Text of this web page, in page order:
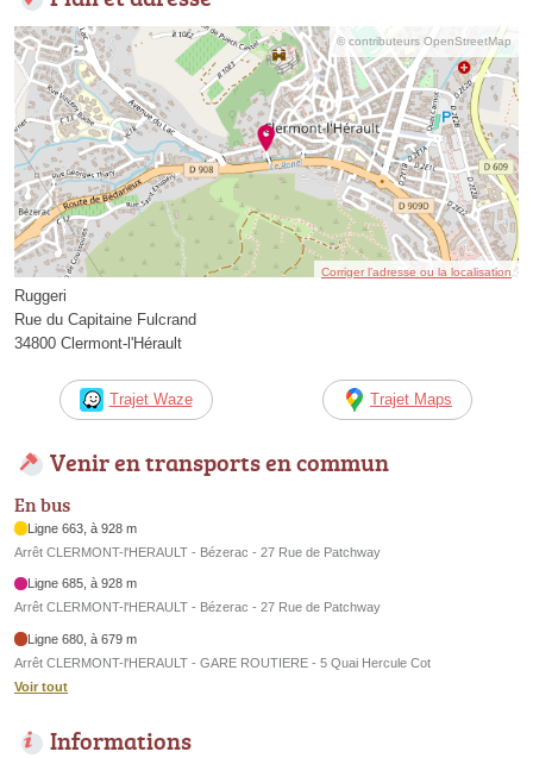
© contributeurs OpenStreetMap
Corriger l’adresse ou la localisation
Ruggeri
Rue du Capitaine Fulcrand
34800 Clermont-l'Hérault
Trajet Waze Trajet Maps
Venir en transports en commun
En bus
Ligne 663, à 928 m
Arrêt CLERMONT-l'HERAULT - Bézerac - 27 Rue de Patchway
Ligne 685, à 928 m
Arrêt CLERMONT-l'HERAULT - Bézerac - 27 Rue de Patchway
Ligne 680, à 679 m
Arrêt CLERMONT-l'HERAULT - GARE ROUTIERE - 5 Quai Hercule Cot
Voir tout
Informations